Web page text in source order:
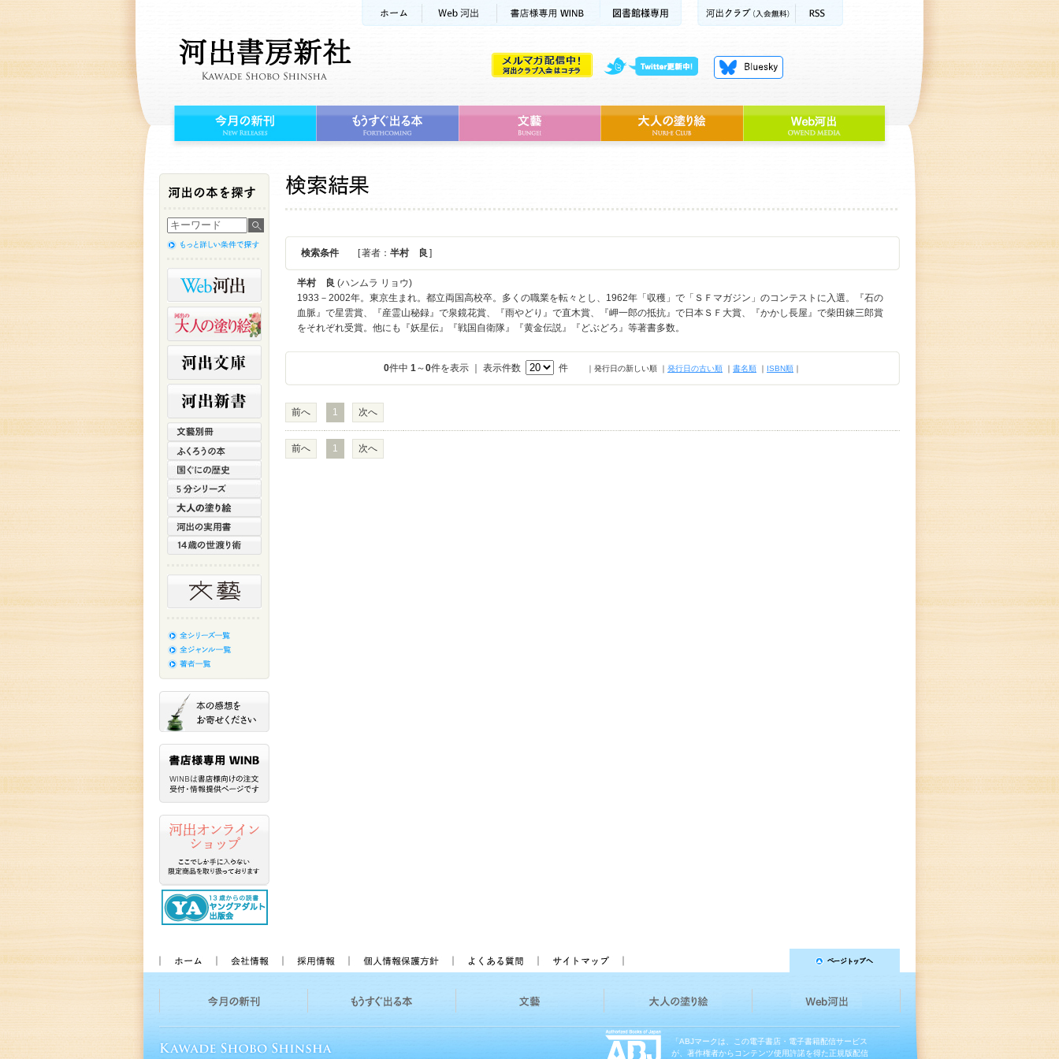
検索条件 [ 著者： 半村 良 ]
半村 良 (ハンムラ リョウ)
1933－2002年。東京生まれ。都立両国高校卒。多くの職業を転々とし、1962年「収穫」で「ＳＦマガジン」のコンテストに入選。『石の
血脈』で星雲賞、『産霊山秘録』で泉鏡花賞、『雨やどり』で直木賞、『岬一郎の抵抗』で日本ＳＦ大賞、『かかし長屋』で柴田錬三郎賞
をそれぞれ受賞。他にも『妖星伝』『戦国自衛隊』『黄金伝説』『どぶどろ』等著書多数。
0件中 1～0件を表示 ｜ 表示件数 件 ｜発行日の新しい順 ｜ 発行日の古い順 ｜ 書名順 ｜ ISBN順 ｜
前へ 1 次へ
前へ 1 次へ
「ABJマークは、この電子書店・電子書籍配信サービス
が、著作権者からコンテンツ使用許諾を得た正規版配信